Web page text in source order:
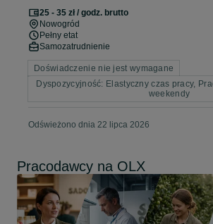
25 - 35 zł / godz. brutto
Nowogród
Pełny etat
Samozatrudnienie
Doświadczenie nie jest wymagane
Dyspozycyjność: Elastyczny czas pracy,
weekendy
Odświeżono dnia 22 lipca 2026
Pracodawcy na OLX